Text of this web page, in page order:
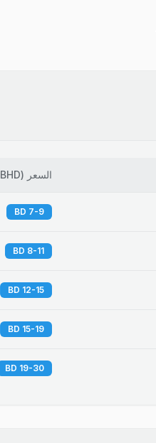
السعر (
BHD
7-9 BD
8-11 BD
12-15 BD
15-19 BD
19-30 BD